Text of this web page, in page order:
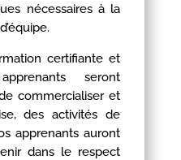
nécessaires à la
certifiante et
seront
commercialiser et
des activités de
apprenants auront
dans le respect